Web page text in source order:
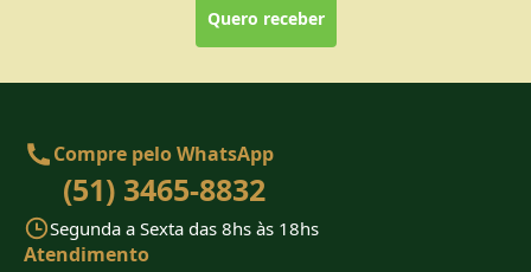
Quero receber
Compre pelo WhatsApp
(51) 3465-8832
Segunda a Sexta das 8hs às 18hs
Atendimento